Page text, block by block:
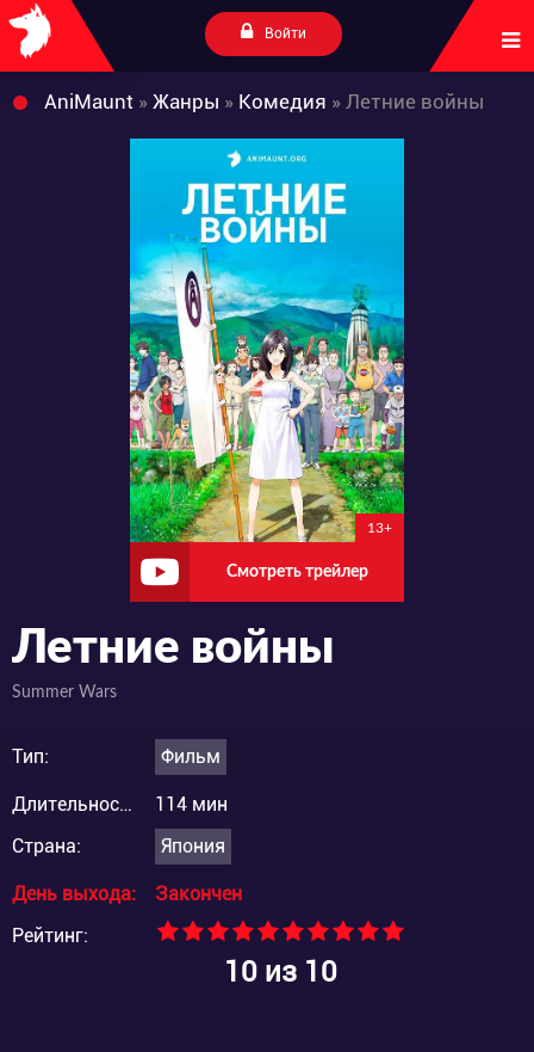
Войти
AniMaunt » Жанры » Комедия » Летние войны
13+
Смотреть трейлер
Летние войны
Summer Wars
Тип: Фильм
Длительность:
114 мин
Страна:
Япония
День выхода:
Закончен
Рейтинг:
10из 10